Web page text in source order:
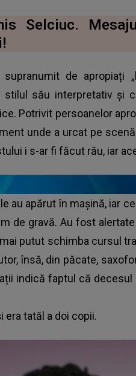
Selciuc.
de apropiați
său interpretativ şi
Potrivit persoanelor
unde a urcat pe
i s-ar fi făcut rău, iar
au apărut în mașină, iar
de gravă. Au fost
putut schimba cursul
însă, din păcate,
indică faptul că
era tatăl a doi copii.